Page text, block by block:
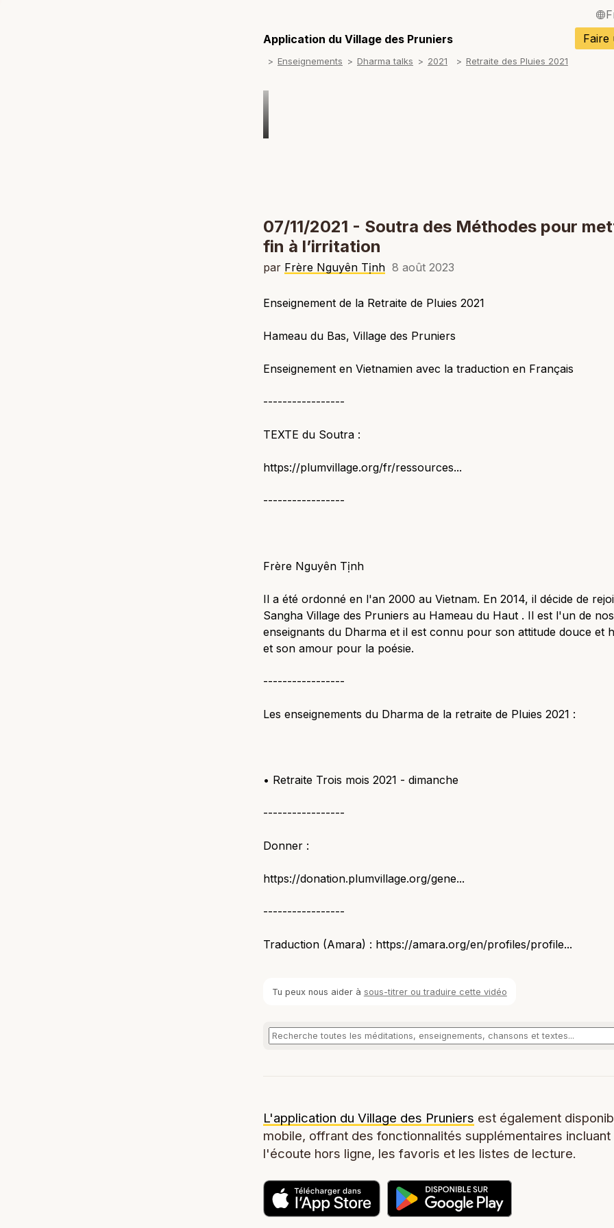
English /
Español /
Application du Village des Pruniers Faire
Enseignements Dharma talks 2021 Retraite des Pluies 2021
07/11/2021 - Soutra des Méthodes pour
fin à l’irritation
par Frère Nguyên Tịnh 8 août 2023
Enseignement de la Retraite de Pluies 2021
Hameau du Bas, Village des Pruniers
Enseignement en Vietnamien avec la traduction en Français
-----------------
TEXTE du Soutra :
https://plumvillage.org/fr/ressources...
-----------------
Frère Nguyên Tịnh
Il a été ordonné en l'an 2000 au Vietnam. En 2014, il décide de
Sangha Village des Pruniers au Hameau du Haut . Il est l'un de
enseignants du Dharma et il est connu pour son attitude douce et
et son amour pour la poésie.
-----------------
Les enseignements du Dharma de la retraite de Pluies 2021 :
• Retraite Trois mois 2021 - dimanche
-----------------
Donner :
https://donation.plumvillage.org/gene...
-----------------
Traduction (Amara) : https://amara.org/en/profiles/profile...
Tu peux nous aider à sous-titrer ou traduire cette vidéo
L'application du Village des Pruniers est également
mobile, offrant des fonctionnalités supplémentaires incluant
l'écoute hors ligne, les favoris et les listes de lecture.